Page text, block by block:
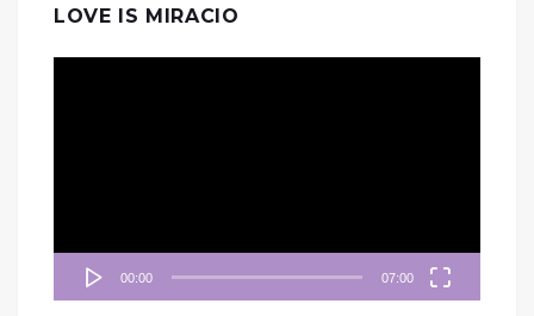
LOVE IS MIRACIO
00:00 07:00